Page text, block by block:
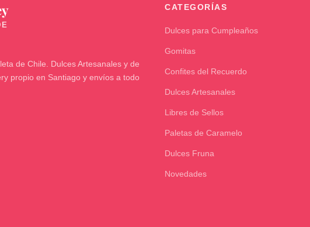
de Chile. Dulces Artesanales y de
propio en Santiago y envíos a todo
CATEGORÍAS
Dulces para Cumpleaños
Gomitas
Confites del Recuerdo
Dulces Artesanales
Libres de Sellos
Paletas de Caramelo
Dulces Fruna
Novedades